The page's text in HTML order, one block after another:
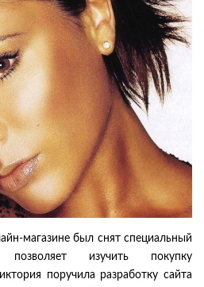
магазине был снят специальный
позволяет изучить покупку
поручила разработку сайта